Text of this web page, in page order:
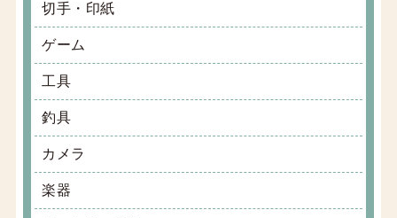
切手・印紙
ゲーム
工具
釣具
カメラ
楽器